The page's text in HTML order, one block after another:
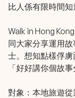
比人係有限時間
Walk in Hong
同大家分享運用
士。想知點樣俘
「好好講你個故
對象：本地旅遊